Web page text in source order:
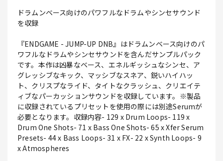
ドラムンベース向けのパワフルなドラムやシンセサウンド
を収録
『ENDGAME - JUMP-UP DNB』はドラムンベース向けのパ
ワフルなドラムやシンセサウンドを含んだサンプルパック
です。本作は凶暴なベース、エネルギッシュなシンセ、ア
グレッシブなキック、マッシブなスネア、鋭いハイハッ
ト、クリスプなライド、タイトなクラッシュ、クリエイテ
ィブなパーカッションサウンドを収録しています。※製品
に収録されているプリセットを使用の際には別途Serumが
必要となります。収録内容- 129 x Drum Loops- 119 x
Drum One Shots- 71 x Bass One Shots- 65 x Xfer Serum
Presets- 44 x Bass Loops- 31 x FX- 22 x Synth Loops- 9
x Atmospheres